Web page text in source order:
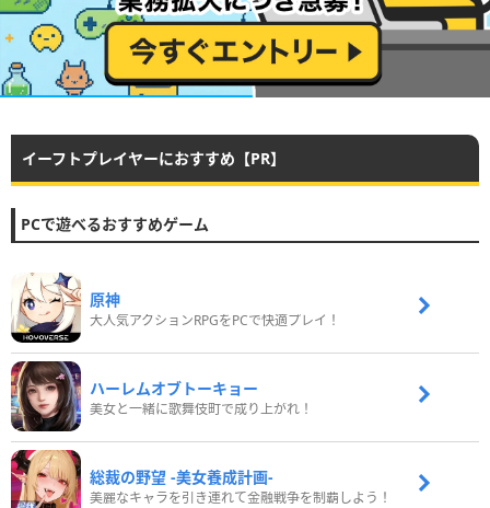
イーフトプレイヤーにおすすめ【PR】
PCで遊べるおすすめゲーム
原神
大人気アクションRPGをPCで快適プレイ！
ハーレムオブトーキョー
美女と一緒に歌舞伎町で成り上がれ！
総裁の野望 -美女養成計画-
美麗なキャラを引き連れて金融戦争を制覇しよう！